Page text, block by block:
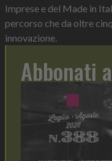
Imprese e del Made in
percorso che da oltre
innovazione.
Abbonati